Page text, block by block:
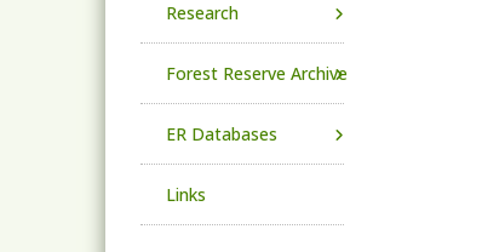
Research
Forest Reserve Archive
ER Databases
Links